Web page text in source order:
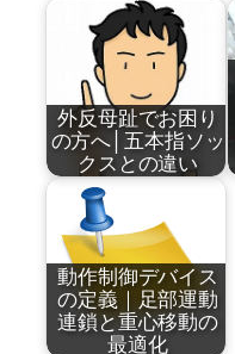
外反母趾でお困り
の方へ│五本指ソッ
クスとの違い
by
近藤祐司
動作制御デバイス
の定義｜足部運動
連鎖と重心移動の
最適化